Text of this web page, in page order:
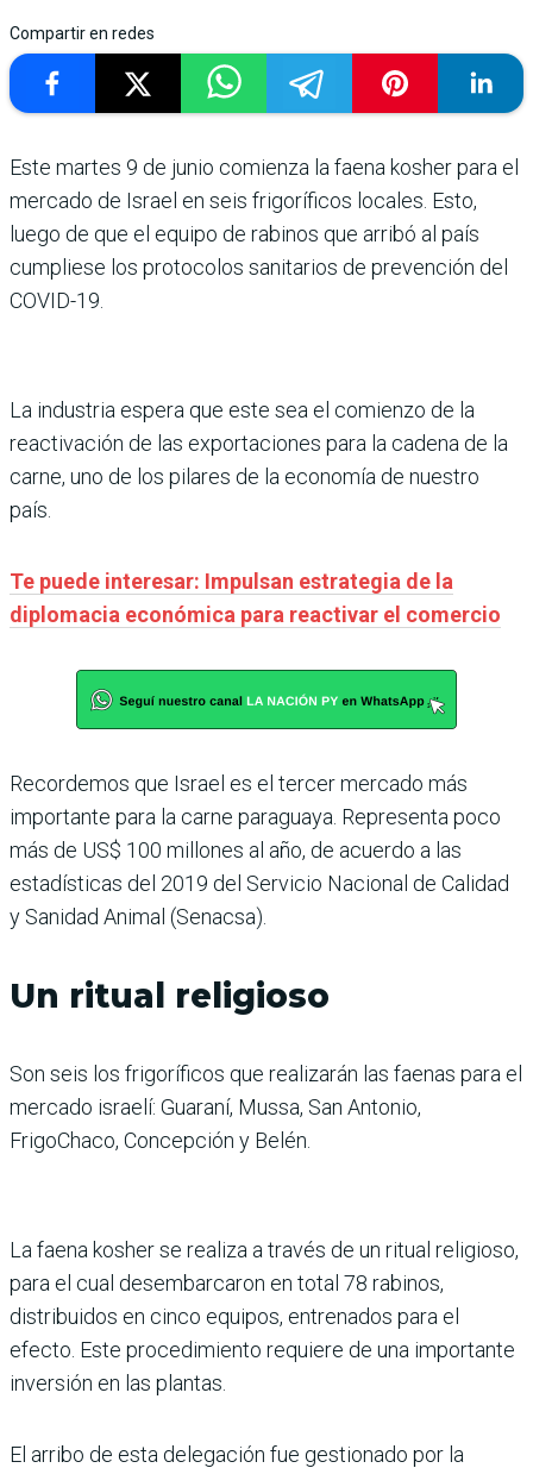
Compartir en redes
Este martes 9 de junio comienza la faena kosher para el
mercado de Israel en seis frigoríficos locales. Esto,
luego de que el equipo de rabinos que arribó al país
cumpliese los protocolos sanitarios de prevención del
COVID-19.
La industria espera que este sea el comienzo de la
reactivación de las exportaciones para la cadena de la
carne, uno de los pilares de la economía de nuestro
país.
Te puede interesar: Impulsan estrategia de la
diplomacia económica para reactivar el comercio
Recordemos que Israel es el tercer mercado más
importante para la carne paraguaya. Representa poco
más de US$ 100 millones al año, de acuerdo a las
estadísticas del 2019 del Servicio Nacional de Calidad
y Sanidad Animal (Senacsa).
Un ritual religioso
Son seis los frigoríficos que realizarán las faenas para el
mercado israelí: Guaraní, Mussa, San Antonio,
FrigoChaco, Concepción y Belén.
La faena kosher se realiza a través de un ritual religioso,
para el cual desembarcaron en total 78 rabinos,
distribuidos en cinco equipos, entrenados para el
efecto. Este procedimiento requiere de una importante
inversión en las plantas.
El arribo de esta delegación fue gestionado por la